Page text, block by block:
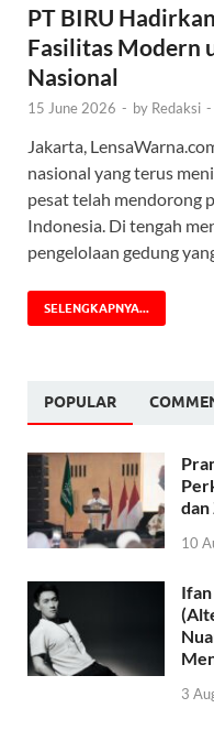
PT BIRU
Fasilitas Modern
Nasional
15 June 2026 - by Redaksi -
Jakarta,
nasional yang terus
pesat telah mendorong
Indonesia. Di tengah
pengelolaan gedung
SELENGKAPNYA...
POPULAR
dan
10
Ifan
3